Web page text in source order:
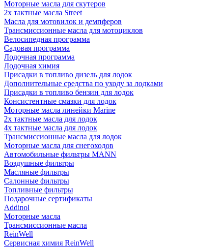
Моторные масла для скутеров
2х тактные масла Street
Масла для мотовилок и демпферов
Трансмиссионные масла для мотоциклов
Велосипедная программа
Садовая программа
Лодочная программа
Лодочная химия
Присадки в топливо дизель для лодок
Дополнительные средства по уходу за лодками
Присадки в топливо бензин для лодок
Консистентные смазки для лодок
Моторные масла линейки Marine
2х тактные масла для лодок
4х тактные масла для лодок
Трансмиссионные масла для лодок
Моторные масла для снегоходов
Автомобильные фильтры MANN
Воздушные фильтры
Масляные фильтры
Салонные фильтры
Топливные фильтры
Подарочные сертификаты
Addinol
Моторные масла
Трансмиссионные масла
ReinWell
Сервисная химия ReinWell